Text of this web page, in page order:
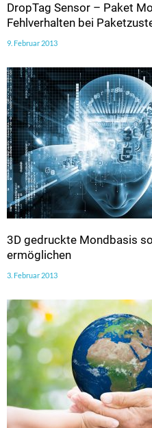
DropTag Sensor – Paket
Fehlverhalten bei
9. Februar 2013
3D gedruckte Mondbasis
ermöglichen
3. Februar 2013